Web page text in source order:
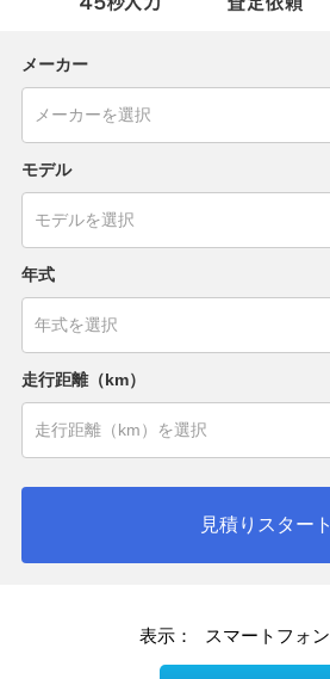
メーカー
モデル
年式
走行距離（km）
見積りスタート
表示： スマートフォン